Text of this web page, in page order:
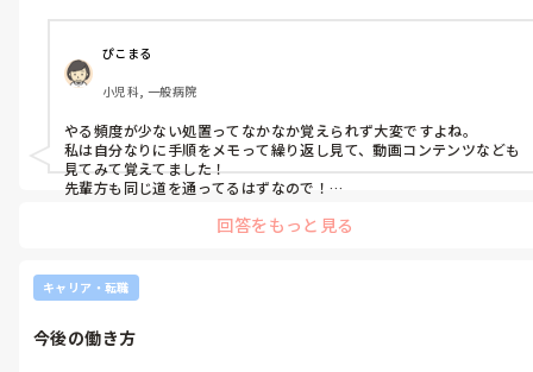
ぴこまる
小児科, 一般病院
やる頻度が少ない処置ってなかなか覚えられず大変ですよね。
私は自分なりに手順をメモって繰り返し見て、動画コンテンツなども
見てみて覚えてました！
先輩方も同じ道を通ってるはずなので！
回答をもっと見る
キャリア・転職
今後の働き方